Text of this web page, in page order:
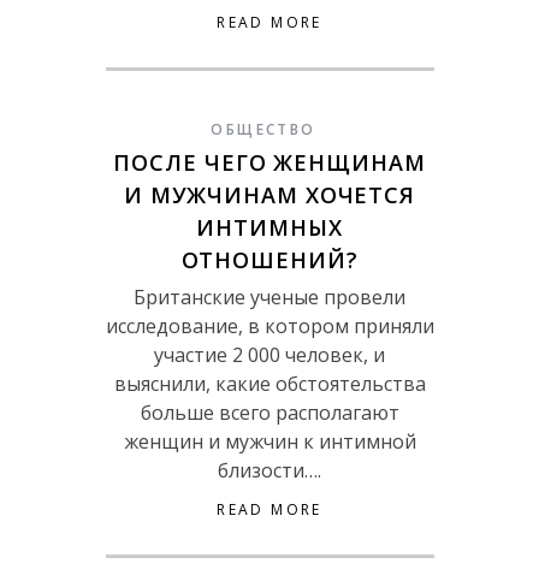
READ MORE
ОБЩЕСТВО
ПОСЛЕ ЧЕГО ЖЕНЩИНАМ
И МУЖЧИНАМ ХОЧЕТСЯ
ИНТИМНЫХ
ОТНОШЕНИЙ?
Британские ученые провели
исследование, в котором приняли
участие 2 000 человек, и
выяснили, какие обстоятельства
больше всего располагают
женщин и мужчин к интимной
близости….
READ MORE